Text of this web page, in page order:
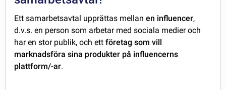
Ett samarbetsavtal upprättas mellanen influencer,
d.v.s. en person som arbetar med sociala medier och
har en stor publik, och ettföretag som vill
marknadsföra sina produkter på influencerns
plattform/-ar.